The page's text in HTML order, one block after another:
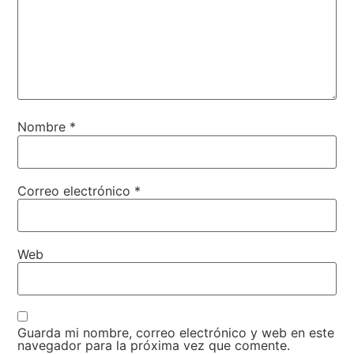
Nombre *
Correo electrónico *
Web
Guarda mi nombre, correo electrónico y web en este
navegador para la próxima vez que comente.